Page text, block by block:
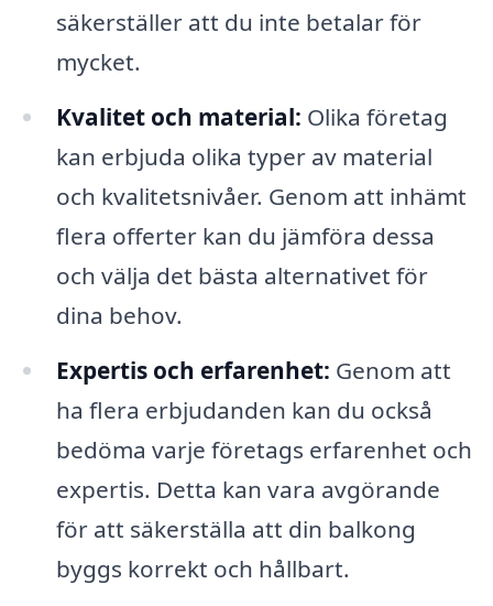
säkerställer att du inte betalar för
mycket.
Kvalitet och material: Olika företag
kan erbjuda olika typer av material
och kvalitetsnivåer. Genom att inhämt
flera offerter kan du jämföra dessa
och välja det bästa alternativet för
dina behov.
Expertis och erfarenhet: Genom att
ha flera erbjudanden kan du också
bedöma varje företags erfarenhet och
expertis. Detta kan vara avgörande
för att säkerställa att din balkong
byggs korrekt och hållbart.